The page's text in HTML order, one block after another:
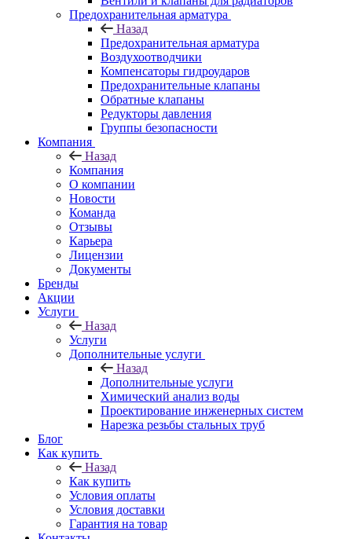
Предохранительная арматура
Назад
Предохранительная арматура
Воздухоотводчики
Компенсаторы гидроударов
Предохранительные клапаны
Обратные клапаны
Редукторы давления
Группы безопасности
Компания
Назад
Компания
О компании
Новости
Команда
Отзывы
Карьера
Лицензии
Документы
Бренды
Акции
Услуги
Назад
Услуги
Дополнительные услуги
Назад
Дополнительные услуги
Химический анализ воды
Проектирование инженерных систем
Нарезка резьбы стальных труб
Блог
Как купить
Назад
Как купить
Условия оплаты
Условия доставки
Гарантия на товар